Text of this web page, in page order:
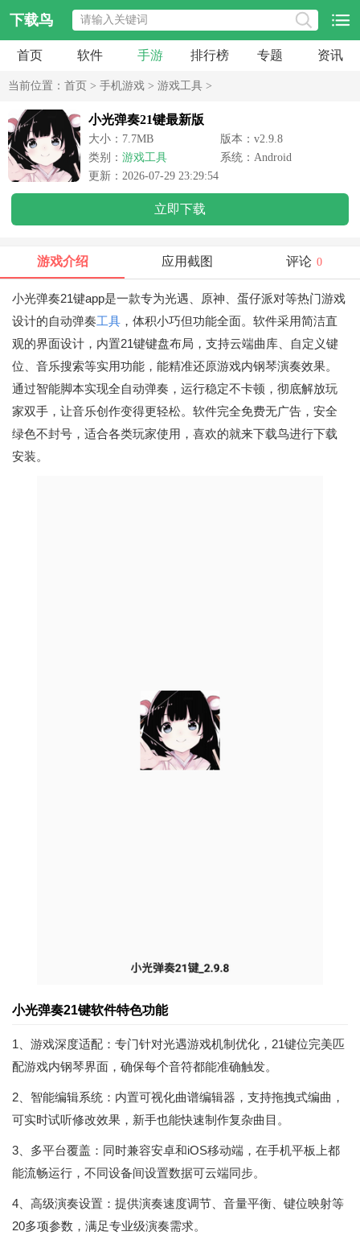
下载鸟
首页 软件 手游 排行榜 专题 资讯
当前位置： 首页 > 手机游戏 > 游戏工具 >
小光弹奏21键最新版
大小：7.7MB
版本：v2.9.8
类别： 游戏工具
系统：Android
更新：2026-07-29 23:29:54
立即下载
游戏介绍 应用截图 评论 0
小光弹奏21键app是一款专为光遇、原神、蛋仔派对等热门游戏
设计的自动弹奏工具 ，体积小巧但功能全面。软件采用简洁直
观的界面设计，内置21键键盘布局，支持云端曲库、自定义键
位、音乐搜索等实用功能，能精准还原游戏内钢琴演奏效果。
通过智能脚本实现全自动弹奏，运行稳定不卡顿，彻底解放玩
家双手，让音乐创作变得更轻松。软件完全免费无广告，安全
绿色不封号，适合各类玩家使用，喜欢的就来下载鸟进行下载
安装。
小光弹奏21键软件特色功能
1、游戏深度适配：专门针对光遇游戏机制优化，21键位完美匹
配游戏内钢琴界面，确保每个音符都能准确触发。
2、智能编辑系统：内置可视化曲谱编辑器，支持拖拽式编曲，
可实时试听修改效果，新手也能快速制作复杂曲目。
3、多平台覆盖：同时兼容安卓和iOS移动端，在手机平板上都
能流畅运行，不同设备间设置数据可云端同步。
4、高级演奏设置：提供演奏速度调节、音量平衡、键位映射等
20多项参数，满足专业级演奏需求。